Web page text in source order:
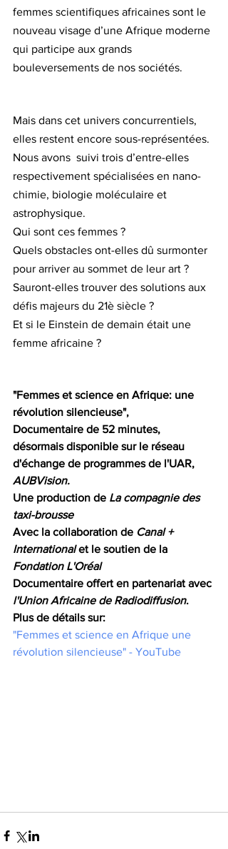
femmes scientifiques africaines sont le
nouveau visage d’une Afrique moderne
qui participe aux grands
bouleversements de nos sociétés.
Mais dans cet univers concurrentiels,
elles restent encore sous-représentées.
Nous avons  suivi trois d’entre-elles
respectivement spécialisées en nano-
chimie, biologie moléculaire et
astrophysique.
Qui sont ces femmes ?
Quels obstacles ont-elles dû surmonter
pour arriver au sommet de leur art ?
Sauront-elles trouver des solutions aux
défis majeurs du 21è siècle ?
Et si le Einstein de demain était une
femme africaine ?
"Femmes et science en Afrique: une
révolution silencieuse",
Documentaire de 52 minutes,
désormais disponible sur le réseau
d'échange de programmes de l'UAR,
AUBVision.
Une production de La compagnie des
taxi-brousse
Avec la collaboration de Canal +
International et le soutien de la
Fondation L'Oréal
Documentaire offert en partenariat avec
l'Union Africaine de Radiodiffusion.
Plus de détails sur:
"Femmes et science en Afrique une
révolution silencieuse" - YouTube